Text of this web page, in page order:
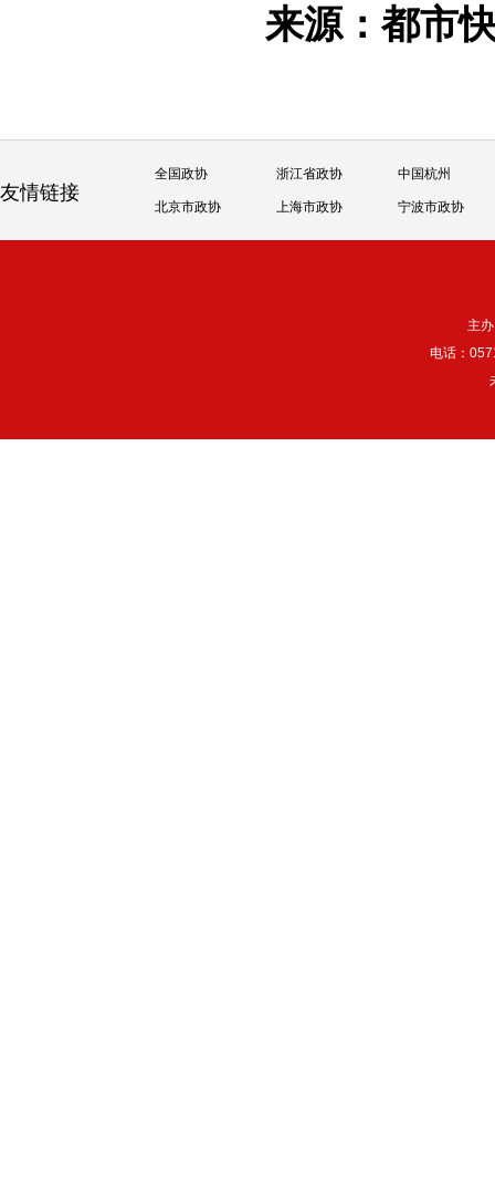
来源：都
友情链接
全国政协 浙江省政协 中国杭州
北京市政协 上海市政协 宁波市政协
主
电话：